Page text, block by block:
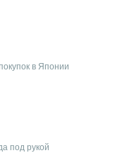
в Японии
под рукой